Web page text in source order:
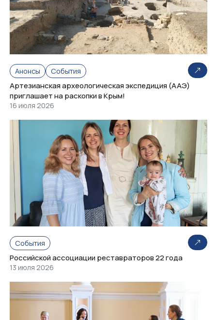
Анонсы События
Артезианская археологическая экспедиция (ААЭ)
приглашает на раскопки в Крым!
16 июля 2026
События
Российской ассоциации реставраторов 22 года
13 июля 2026